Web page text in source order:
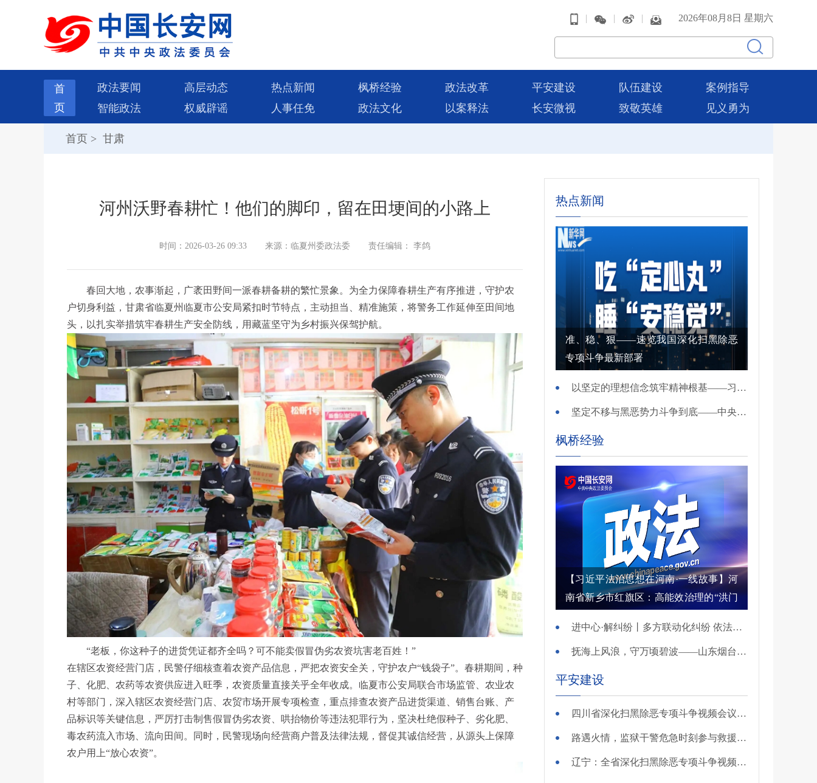
| | | 2026年08月8日 星期六
首
页
政法要闻 高层动态 热点新闻 枫桥经验 政法改革 平安建设 队伍建设
案例指导
智能政法
权威辟谣 人事任免 政法文化 以案释法 长安微视 致敬英雄 见义勇为
首页 > 甘肃
河州沃野春耕忙！他们的脚印，留在田埂间的小路上
时间：2026-03-26 09:33 来源：临夏州委政法委 责任编辑： 李鸽
春回大地，农事渐起，广袤田野间一派春耕备耕的繁忙景象。为全力保障春耕生产有序推进，守护农
户切身利益，甘肃省临夏州临夏市公安局紧扣时节特点，主动担当、精准施策，将警务工作延伸至田间地
头，以扎实举措筑牢春耕生产安全防线，用藏蓝坚守为乡村振兴保驾护航。
“老板，你这种子的进货凭证都齐全吗？可不能卖假冒伪劣农资坑害老百姓！”
在辖区农资经营门店，民警仔细核查着农资产品信息，严把农资安全关，守护农户“钱袋子”。春耕期间，种
子、化肥、农药等农资供应进入旺季，农资质量直接关乎全年收成。临夏市公安局联合市场监管、农业农
村等部门，深入辖区农资经营门店、农贸市场开展专项检查，重点排查农资产品进货渠道、销售台账、产
品标识等关键信息，严厉打击制售假冒伪劣农资、哄抬物价等违法犯罪行为，坚决杜绝假种子、劣化肥、
毒农药流入市场、流向田间。同时，民警现场向经营商户普及法律法规，督促其诚信经营，从源头上保障
农户用上“放心农资”。
热点新闻
准、稳、狠——速览我国深化扫黑除恶
专项斗争最新部署
以坚定的理想信念筑牢精神根基——习近平党建思想理论品格系列述评之一
坚定不移与黑恶势力斗争到底——中央政法委负责同志就开展深化扫黑除恶专项斗争有关问题答记者问
枫桥经验
【习近平法治思想在河南·一线故事】河
南省新乡市红旗区：高能效治理的“洪门
进中心·解纠纷丨多方联动化纠纷 依法调解护农耕
抚海上风浪，守万顷碧波——山东烟台把矛盾化解在微澜未起时
平安建设
四川省深化扫黑除恶专项斗争视频会议召开 于立军出席并讲话
路遇火情，监狱干警危急时刻参与救援显身手！
辽宁：全省深化扫黑除恶专项斗争视频会议召开